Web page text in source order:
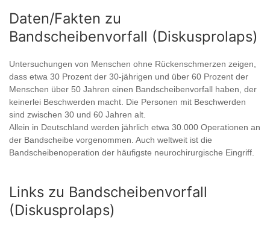
Daten/Fakten zu
Bandscheibenvorfall (Diskusprolaps)
Untersuchungen von Menschen ohne Rückenschmerzen zeigen,
dass etwa 30 Prozent der 30-jährigen und über 60 Prozent der
Menschen über 50 Jahren einen Bandscheibenvorfall haben, der
keinerlei Beschwerden macht. Die Personen mit Beschwerden
sind zwischen 30 und 60 Jahren alt.
Allein in Deutschland werden jährlich etwa 30.000 Operationen an
der Bandscheibe vorgenommen. Auch weltweit ist die
Bandscheibenoperation der häufigste neurochirurgische Eingriff.
Links zu Bandscheibenvorfall
(Diskusprolaps)